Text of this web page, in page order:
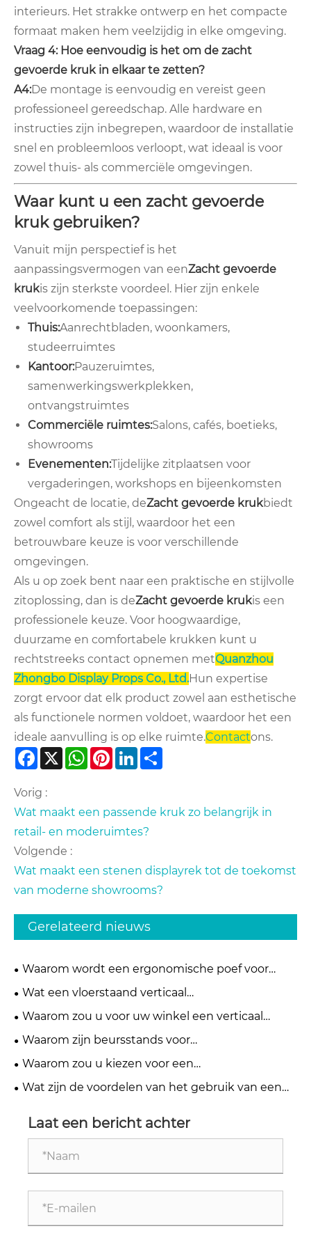
interieurs. Het strakke ontwerp en het compacte
formaat maken hem veelzijdig in elke omgeving.
Vraag 4: Hoe eenvoudig is het om de zacht
gevoerde kruk in elkaar te zetten?
A4:De montage is eenvoudig en vereist geen
professioneel gereedschap. Alle hardware en
instructies zijn inbegrepen, waardoor de installatie
snel en probleemloos verloopt, wat ideaal is voor
zowel thuis- als commerciële omgevingen.
Waar kunt u een zacht gevoerde
kruk gebruiken?
Vanuit mijn perspectief is het
aanpassingsvermogen van eenZacht gevoerde
krukis zijn sterkste voordeel. Hier zijn enkele
veelvoorkomende toepassingen:
Thuis:Aanrechtbladen, woonkamers,
studeerruimtes
Kantoor:Pauzeruimtes,
samenwerkingswerkplekken,
ontvangstruimtes
Commerciële ruimtes:Salons, cafés, boetieks,
showrooms
Evenementen:Tijdelijke zitplaatsen voor
vergaderingen, workshops en bijeenkomsten
Ongeacht de locatie, deZacht gevoerde krukbiedt
zowel comfort als stijl, waardoor het een
betrouwbare keuze is voor verschillende
omgevingen.
Als u op zoek bent naar een praktische en stijlvolle
zitoplossing, dan is deZacht gevoerde krukis een
professionele keuze. Voor hoogwaardige,
duurzame en comfortabele krukken kunt u
rechtstreeks contact opnemen metQuanzhou
Zhongbo Display Props Co., Ltd.Hun expertise
zorgt ervoor dat elk product zowel aan esthetische
als functionele normen voldoet, waardoor het een
ideale aanvulling is op elke ruimte.Contactons.
Facebook
X WhatsApp
PinterestLinkedIn
Vorig :
Wat maakt een passende kruk zo belangrijk in
retail- en moderuimtes?
Volgende :
Wat maakt een stenen displayrek tot de toekomst
van moderne showrooms?
Gerelateerd nieuws
Waarom wordt een ergonomische poef voor
onder het bureau essentieel voor modern
Wat een vloerstaand verticaal
displaystandaardrek tot de meest effectieve
tentoonstellingsruimtes
Waarom zou u voor uw winkel een verticaal
keramisch displayrek met metalen gevelbeplating
Waarom zijn beursstands voor
tegelsteenmonsters essentieel voor moderne
Waarom zou u kiezen voor een
wandgemonteerd tegeldisplayrek voor een beurs
om uw stand te verbeteren?
Wat zijn de voordelen van het gebruik van een
Laat een bericht achter